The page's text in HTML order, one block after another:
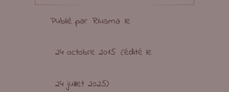
Publié par Riusma le
24 octobre 2015 (édité le
24 juillet 2025)